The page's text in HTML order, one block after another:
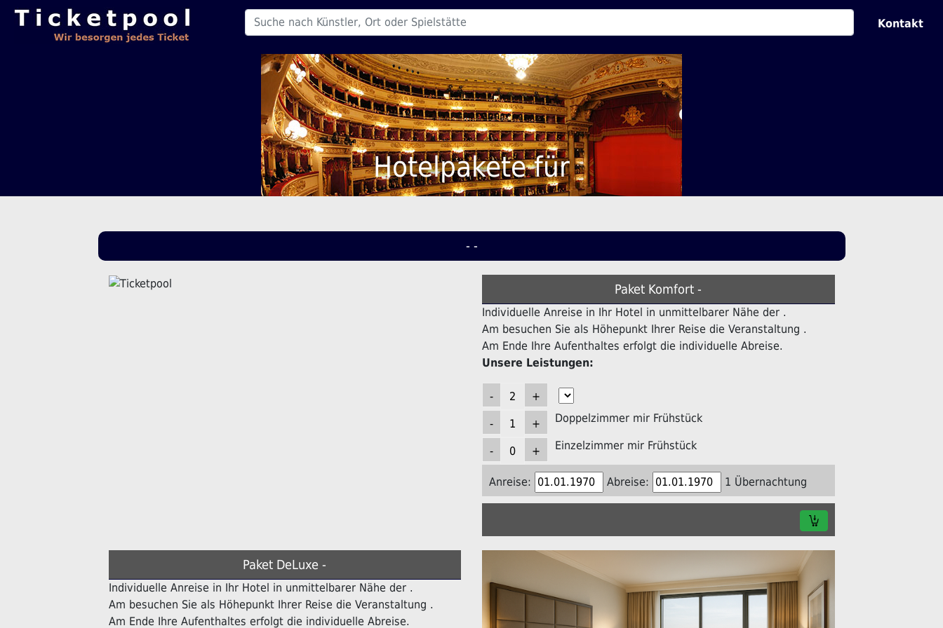
Kontakt
Hotelpakete für
- -
Paket Komfort -
Individuelle Anreise in Ihr Hotel in unmittelbarer Nähe der .
Am besuchen Sie als Höhepunkt Ihrer Reise die Veranstaltung .
Am Ende Ihre Aufenthaltes erfolgt die individuelle Abreise.
Unsere Leistungen:
Doppelzimmer mir Frühstück
Einzelzimmer mir Frühstück
Anreise: Abreise: 1 Übernachtung
Paket DeLuxe -
Individuelle Anreise in Ihr Hotel in unmittelbarer Nähe der .
Am besuchen Sie als Höhepunkt Ihrer Reise die Veranstaltung .
Am Ende Ihre Aufenthaltes erfolgt die individuelle Abreise.